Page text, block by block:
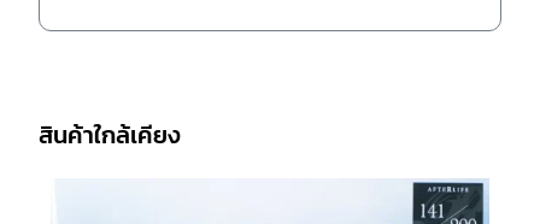
สินค้าใกล้เคียง